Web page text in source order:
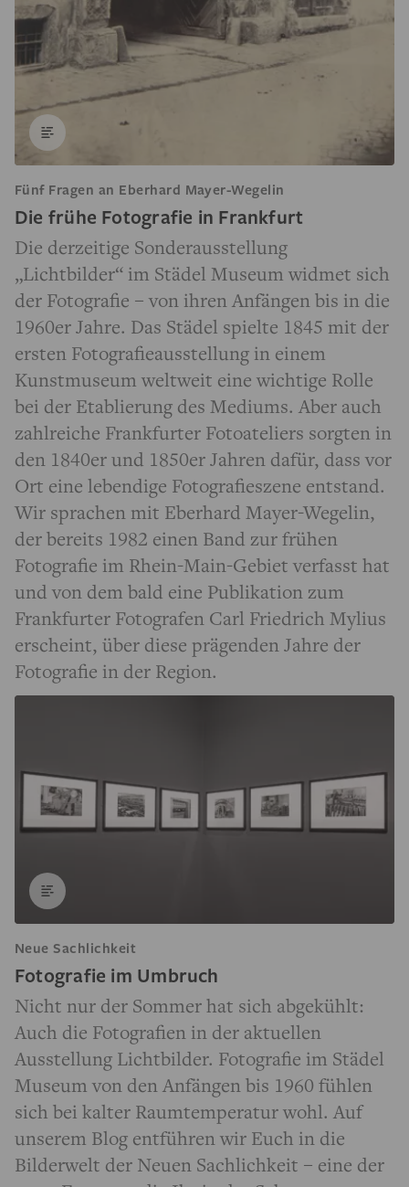
Fünf Fragen an Eberhard Mayer-Wegelin
Die frühe Fotografie in Frankfurt
Die derzeitige Sonderausstellung
„Lichtbilder“ im Städel Museum widmet sich
der Fotografie – von ihren Anfängen bis in die
1960er Jahre. Das Städel spielte 1845 mit der
ersten Fotografieausstellung in einem
Kunstmuseum weltweit eine wichtige Rolle
bei der Etablierung des Mediums. Aber auch
zahlreiche Frankfurter Fotoateliers sorgten in
den 1840er und 1850er Jahren dafür, dass vor
Ort eine lebendige Fotografieszene entstand.
Wir sprachen mit Eberhard Mayer-Wegelin,
der bereits 1982 einen Band zur frühen
Fotografie im Rhein-Main-Gebiet verfasst hat
und von dem bald eine Publikation zum
Frankfurter Fotografen Carl Friedrich Mylius
erscheint, über diese prägenden Jahre der
Fotografie in der Region.
Neue Sachlichkeit
Fotografie im Umbruch
Nicht nur der Sommer hat sich abgekühlt:
Auch die Fotografien in der aktuellen
Ausstellung Lichtbilder. Fotografie im Städel
Museum von den Anfängen bis 1960 fühlen
sich bei kalter Raumtemperatur wohl. Auf
unserem Blog entführen wir Euch in die
Bilderwelt der Neuen Sachlichkeit – eine der